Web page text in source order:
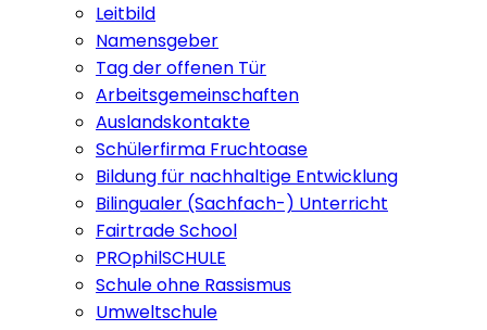
Leitbild
Namensgeber
Tag der offenen Tür
Arbeitsgemeinschaften
Auslandskontakte
Schülerfirma Fruchtoase
Bildung für nachhaltige Entwicklung
Bilingualer (Sachfach-) Unterricht
Fairtrade School
PROphilSCHULE
Schule ohne Rassismus
Umweltschule